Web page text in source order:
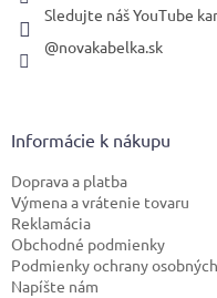
Sledujte náš YouTube
@novakabelka.sk
Informácie k nákupu
Doprava a platba
Výmena a vrátenie tovaru
Reklamácia
Obchodné podmienky
Podmienky ochrany
Napíšte nám